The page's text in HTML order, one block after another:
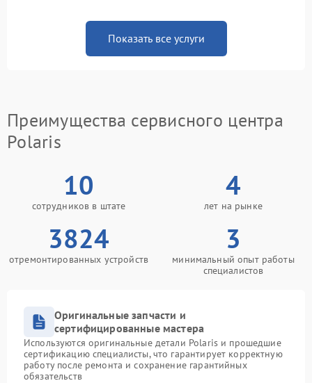
Показать все услуги
Преимущества сервисного центра
Polaris
10
сотрудников в штате
4
лет на рынке
3824
отремонтированных устройств
3
минимальный опыт работы
специалистов
Оригинальные запчасти и
сертифицированные мастера
Используются оригинальные детали Polaris и прошедшие
сертификацию специалисты, что гарантирует корректную
работу после ремонта и сохранение гарантийных
обязательств